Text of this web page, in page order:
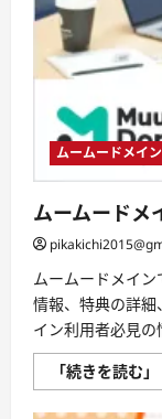
て
ムームードメイン
ムームードメ
ムームードメイ
情報、特典の詳細
イン利用者必見の
「続きを読む」